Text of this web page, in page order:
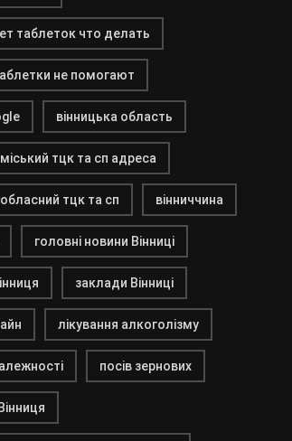
таблеток что делать
не помогают
вінницька область
тцк та сп адреса
тцк та сп вінниччина
головні новини Вінниці
заклади Вінниці
лікування алкоголізму
посів зернових